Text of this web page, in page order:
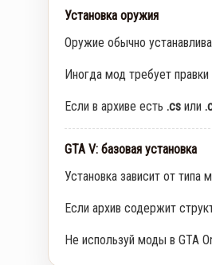
Установка оружия
Оружие обычно
Иногда мод требует правки
Если в архиве есть .cs или
GTA V: базовая установка
Установка зависит от
Если архив содержит
Не используй моды в GTA